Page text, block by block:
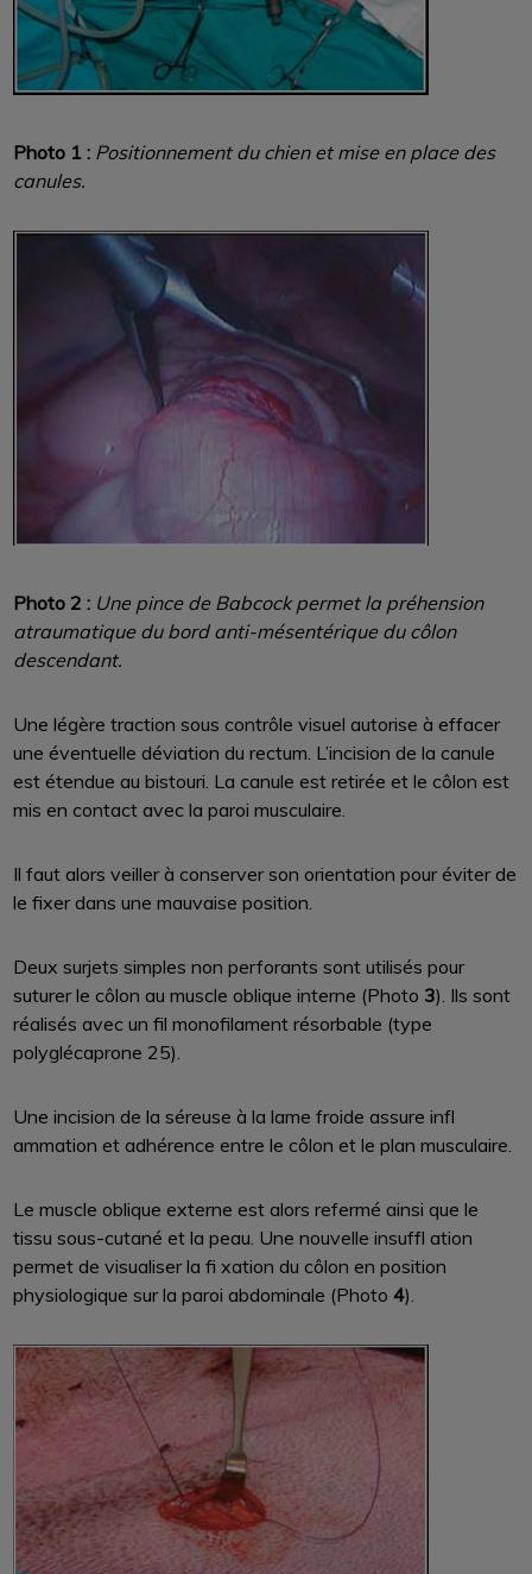
Photo 1 : Positionnement du chien et mise en place des
canules.
Photo 2 : Une pince de Babcock permet la préhension
atraumatique du bord anti-mésentérique du côlon
descendant.
Une légère traction sous contrôle visuel autorise à effacer
une éventuelle déviation du rectum. L’incision de la canule
est étendue au bistouri. La canule est retirée et le côlon est
mis en contact avec la paroi musculaire.
Il faut alors veiller à conserver son orientation pour éviter de
le fixer dans une mauvaise position.
Deux surjets simples non perforants sont utilisés pour
suturer le côlon au muscle oblique interne (Photo 3). Ils sont
réalisés avec un fil monofilament résorbable (type
polyglécaprone 25).
Une incision de la séreuse à la lame froide assure infl
ammation et adhérence entre le côlon et le plan musculaire.
Le muscle oblique externe est alors refermé ainsi que le
tissu sous-cutané et la peau. Une nouvelle insuffl ation
permet de visualiser la fi xation du côlon en position
physiologique sur la paroi abdominale (Photo 4).